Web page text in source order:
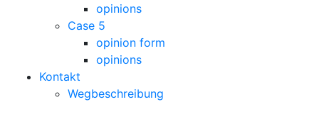
opinions
Case 5
opinion form
opinions
Kontakt
Wegbeschreibung